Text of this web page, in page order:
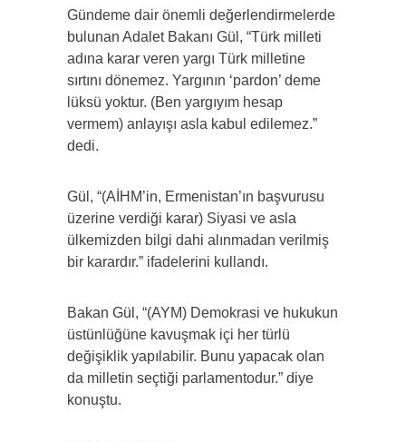
Gündeme dair önemli değerlendirmelerde
bulunan Adalet Bakanı Gül, “Türk milleti
adına karar veren yargı Türk milletine
sırtını dönemez. Yargının ‘pardon’ deme
lüksü yoktur. (Ben yargıyım hesap
vermem) anlayışı asla kabul edilemez.”
dedi.
Gül, “(AİHM’in, Ermenistan’ın başvurusu
üzerine verdiği karar) Siyasi ve asla
ülkemizden bilgi dahi alınmadan verilmiş
bir karardır.” ifadelerini kullandı.
Bakan Gül, “(AYM) Demokrasi ve hukukun
üstünlüğüne kavuşmak içi her türlü
değişiklik yapılabilir. Bunu yapacak olan
da milletin seçtiği parlamentodur.” diye
konuştu.